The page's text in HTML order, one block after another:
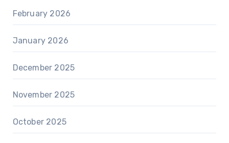
February 2026
January 2026
December 2025
November 2025
October 2025